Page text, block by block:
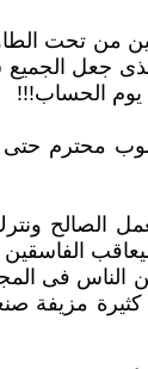
من تحت
الذى جعل
يوم الحساب!!!‏
محترم حتى
الصالح
الناس فى
كثيرة مزيفة